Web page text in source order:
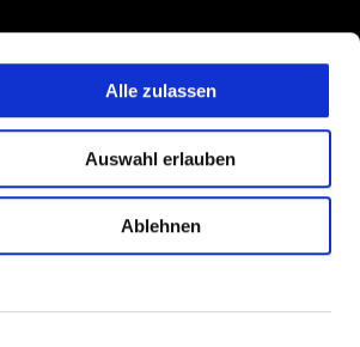
Alle zulassen
Auswahl erlauben
Ablehnen
Sitzbankfarben vorbehalten. Abweichungen
behält sich jederzeit das Recht
hier beschriebenen und abgebildeten